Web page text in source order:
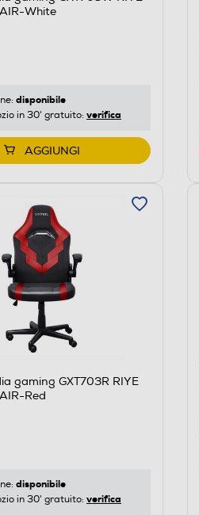
White
disponibile
in 30' gratuito: verifica
AGGIUNGI
gaming GXT703R RIYE
Red
disponibile
in 30' gratuito: verifica